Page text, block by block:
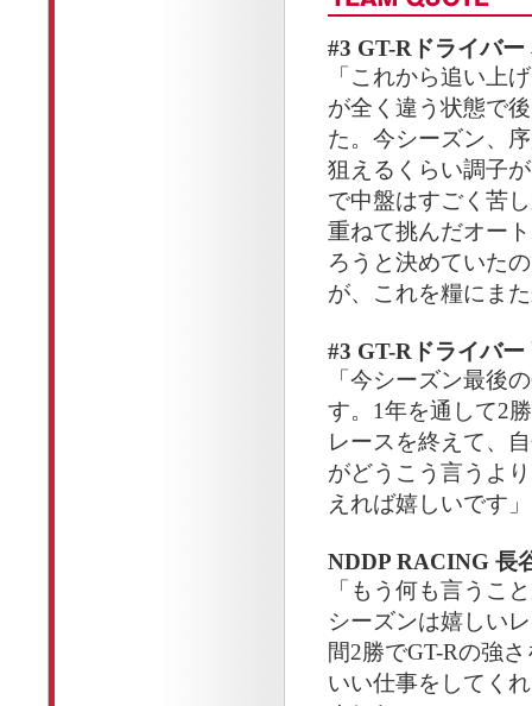
#3 GT-Rドライバー
「これから追い上
が全く違う状態で
た。今シーズン、
狙えるくらい調子
で中盤はすごく苦
重ねて挑んだオー
ろうと決めていた
が、これを糧にま
#3 GT-Rドライバー
「今シーズン最後
す。1年を通して2
レースを終えて、
がどうこう言うよ
えれば嬉しいです」
NDDP RACING 長
「もう何も言うこ
シーズンは嬉しい
間2勝でGT-Rの強
いい仕事をしてく